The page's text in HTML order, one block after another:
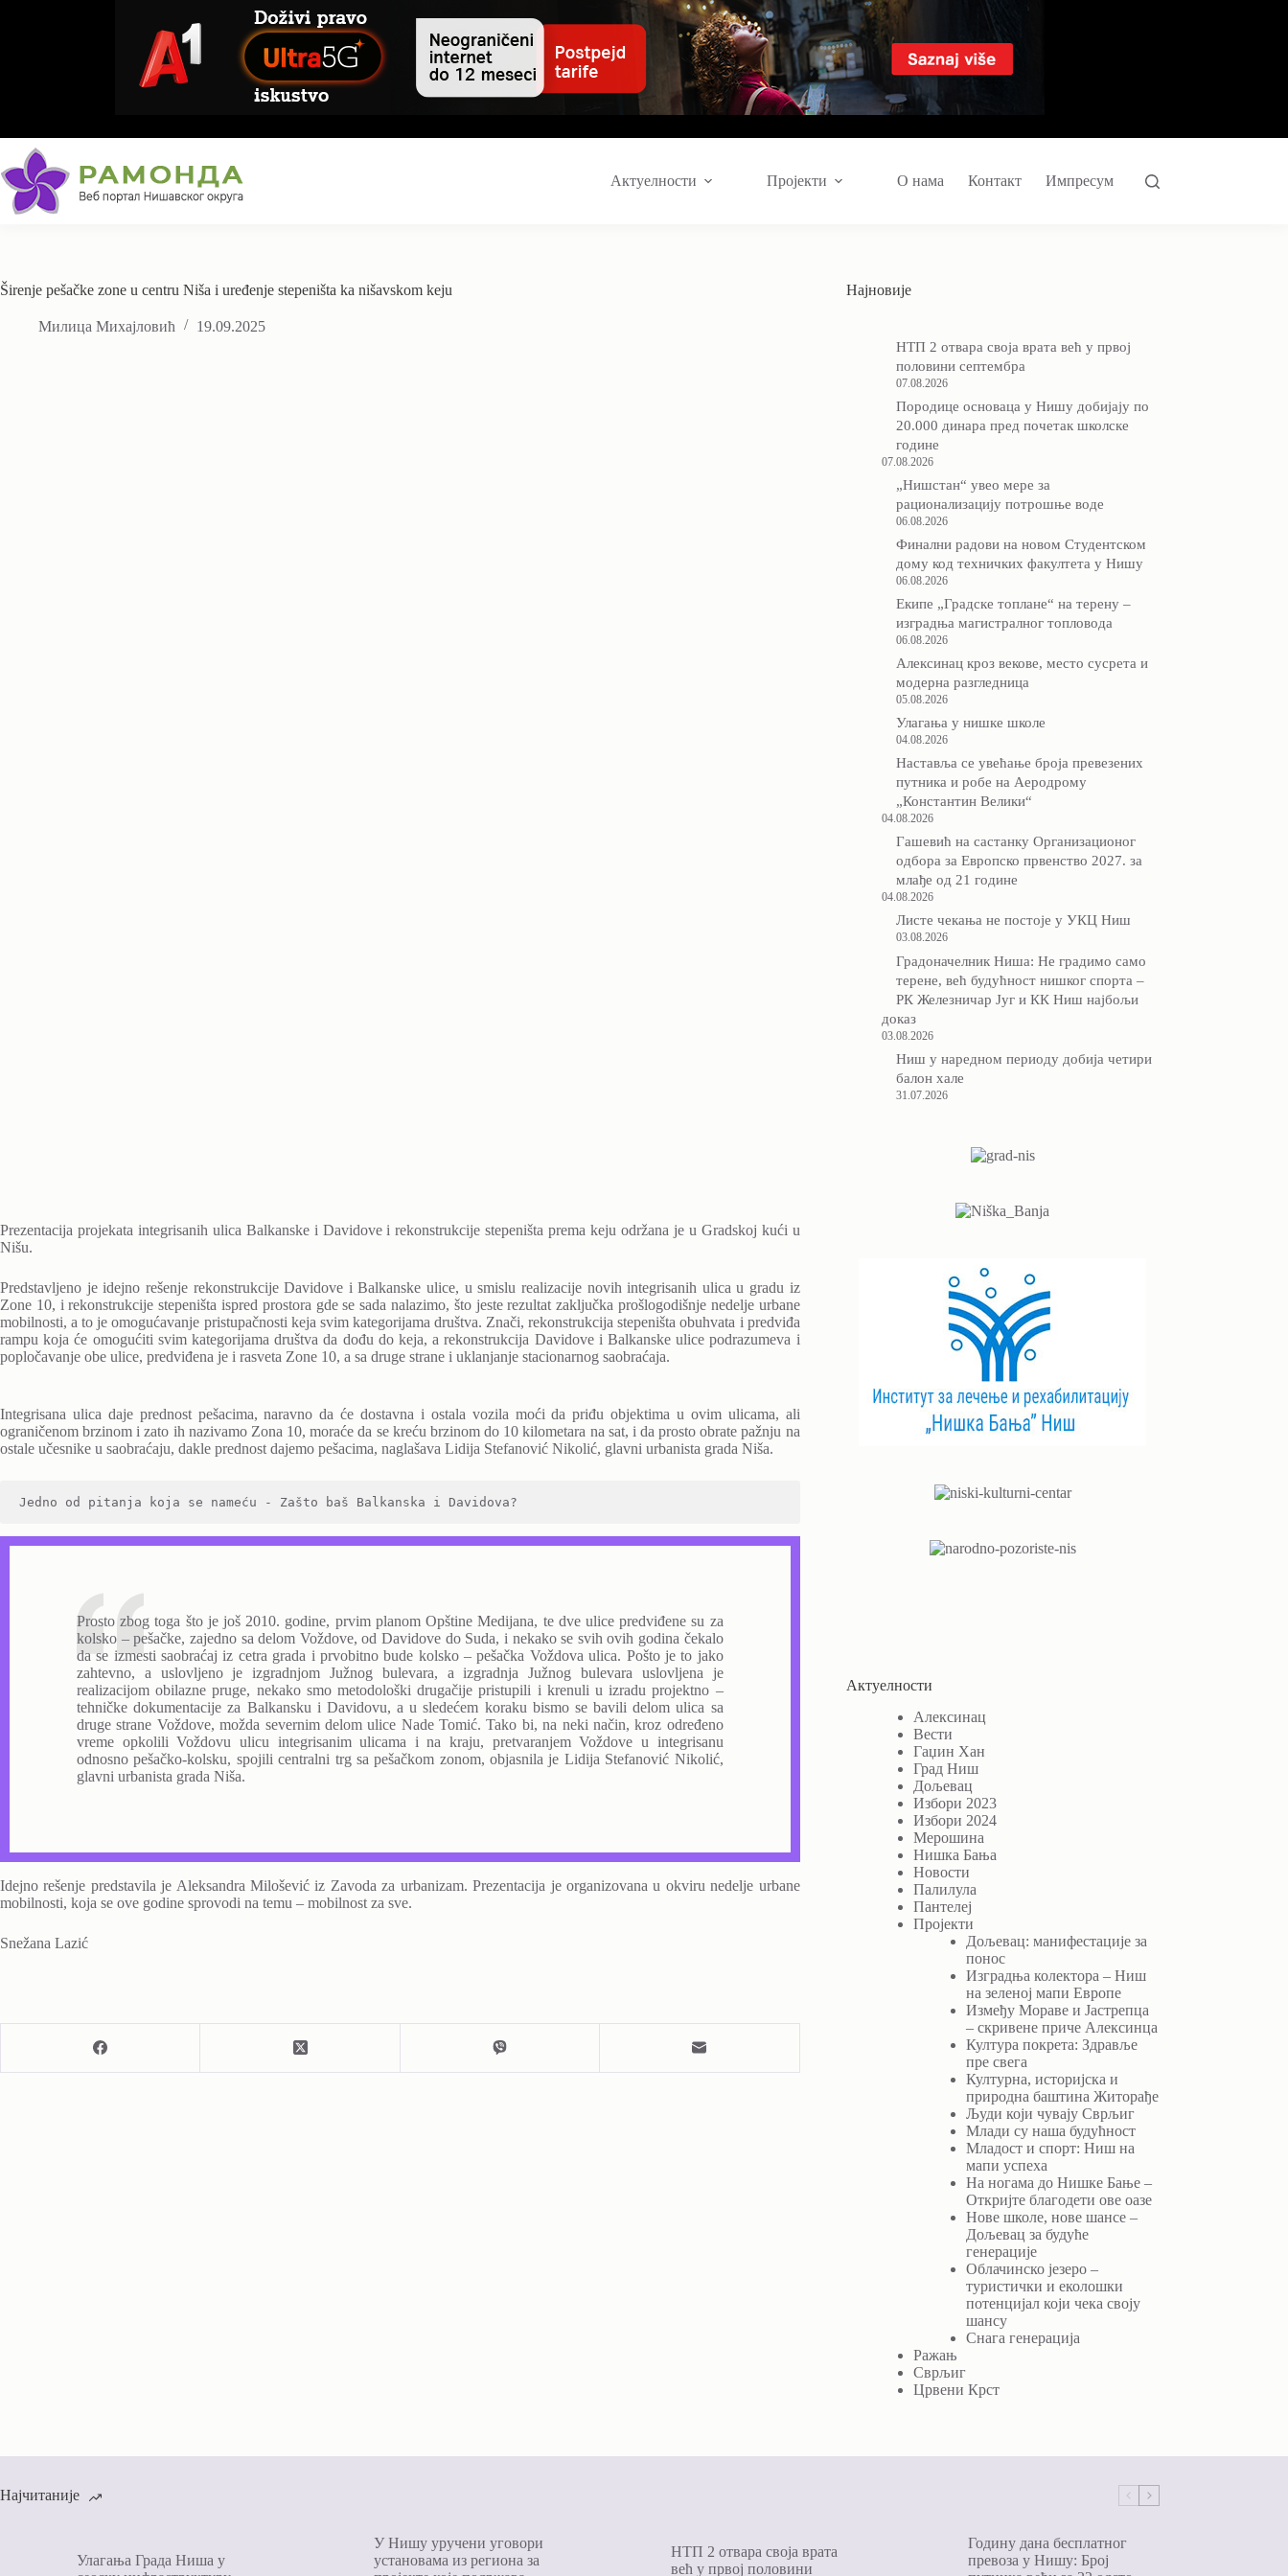
Актуелности Пројекти О нама Контакт Импресум
Širenje pešačke zone u centru Niša i uređenje stepeništa ka nišavskom keju
Милица Михајловић 19.09.2025
Prezentacija projekata integrisanih ulica Balkanske i Davidove i rekonstrukcije stepeništa prema keju održana je u Gradskoj kući u
Nišu.
Predstavljeno je idejno rešenje rekonstrukcije Davidove i Balkanske ulice, u smislu realizacije novih integrisanih ulica u gradu iz
Zone 10, i rekonstrukcije stepeništa ispred prostora gde se sada nalazimo, što jeste rezultat zaključka prošlogodišnje nedelje urbane
mobilnosti, a to je omogućavanje pristupačnosti keja svim kategorijama društva. Znači, rekonstrukcija stepeništa obuhvata i predviđa
rampu koja će omogućiti svim kategorijama društva da dođu do keja, a rekonstrukcija Davidove i Balkanske ulice podrazumeva i
popločavanje obe ulice, predviđena je i rasveta Zone 10, a sa druge strane i uklanjanje stacionarnog saobraćaja.
Integrisana ulica daje prednost pešacima, naravno da će dostavna i ostala vozila moći da priđu objektima u ovim ulicama, ali
ograničenom brzinom i zato ih nazivamo Zona 10, moraće da se kreću brzinom do 10 kilometara na sat, i da prosto obrate pažnju na
ostale učesnike u saobraćaju, dakle prednost dajemo pešacima, naglašava Lidija Stefanović Nikolić, glavni urbanista grada Niša.
Jedno od pitanja koja se nameću - Zašto baš Balkanska i Davidova?
Prosto zbog toga što je još 2010. godine, prvim planom Opštine Medijana, te dve ulice predviđene su za
kolsko – pešačke, zajedno sa delom Voždove, od Davidove do Suda, i nekako se svih ovih godina čekalo
da se izmesti saobraćaj iz cetra grada i prvobitno bude kolsko – pešačka Voždova ulica. Pošto je to jako
zahtevno, a uslovljeno je izgradnjom Južnog bulevara, a izgradnja Južnog bulevara uslovljena je
realizacijom obilazne pruge, nekako smo metodološki drugačije pristupili i krenuli u izradu projektno –
tehničke dokumentacije za Balkansku i Davidovu, a u sledećem koraku bismo se bavili delom ulica sa
druge strane Voždove, možda severnim delom ulice Nade Tomić. Tako bi, na neki način, kroz određeno
vreme opkolili Voždovu ulicu integrisanim ulicama i na kraju, pretvaranjem Voždove u integrisanu
odnosno pešačko-kolsku, spojili centralni trg sa pešačkom zonom, objasnila je Lidija Stefanović Nikolić,
glavni urbanista grada Niša.
Idejno rešenje predstavila je Aleksandra Milošević iz Zavoda za urbanizam. Prezentacija je organizovana u okviru nedelje urbane
mobilnosti, koja se ove godine sprovodi na temu – mobilnost za sve.
Snežana Lazić
Најновије
НТП 2 отвара своја врата већ у првој
половини септембра
07.08.2026
Породицe основаца у Нишу добијају по
20.000 динара пред почетак школске
године
07.08.2026
„Нишстан“ увео мере за
рационализацију потрошње воде
06.08.2026
Финални радови на новом Студентском
дому код техничких факултета у Нишу
06.08.2026
Екипе „Градске топлане“ на терену –
изградња магистралног топловода
06.08.2026
Алексинац кроз векове, место сусрета и
модерна разгледница
05.08.2026
Улагања у нишке школе
04.08.2026
Наставља се увећање броја превезених
путника и робе на Аеродрому
„Константин Велики“
04.08.2026
Гашевић на састанку Организационог
одбора за Европско првенство 2027. за
млађе од 21 године
04.08.2026
Листе чекања не постоје у УКЦ Ниш
03.08.2026
Градоначелник Ниша: Не градимо само
терене, већ будућност нишког спорта –
РК Железничар Југ и КК Ниш најбољи
доказ
03.08.2026
Ниш у наредном периоду добија четири
балон хале
31.07.2026
Актуелности
Алексинац
Вести
Гаџин Хан
Град Ниш
Дољевац
Избори 2023
Избори 2024
Мерошина
Нишка Бања
Новости
Палилула
Пантелеј
Пројекти
Дољевац: манифестације за
понос
Изградња колектора – Ниш
на зеленој мапи Европе
Између Мораве и Јастрепца
– скривене приче Алексинца
Култура покрета: Здравље
пре свега
Културна, историјска и
природна баштина Житорађе
Људи који чувају Сврљиг
Млади су наша будућност
Младост и спорт: Ниш на
мапи успеха
На ногама до Нишке Бање –
Откријте благодети ове оазе
Нове школе, нове шансе –
Дољевац за будуће
генерације
Облачинско језеро –
туристички и еколошки
потенцијал који чека своју
шансу
Снага генерација
Ражањ
Сврљиг
Црвени Крст
Најчитаније
Улагања Града Ниша у
У Нишу уручени уговори
установама из региона за
НТП 2 отвара своја врата
већ у првој половини
Годину дана бесплатног
превоза у Нишу: Број